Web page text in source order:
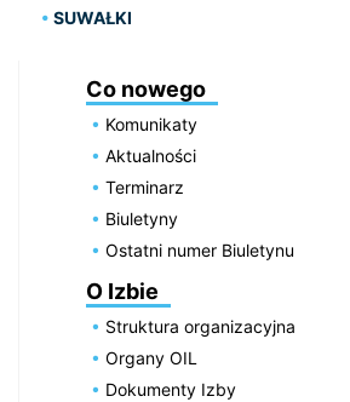
SUWAŁKI
Co nowego
Komunikaty
Aktualności
Terminarz
Biuletyny
Ostatni numer Biuletynu
O Izbie
Struktura organizacyjna
Organy OIL
Dokumenty Izby